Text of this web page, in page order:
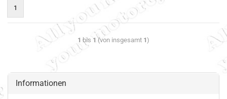
1
1 bis 1 (von insgesamt 1)
Informationen